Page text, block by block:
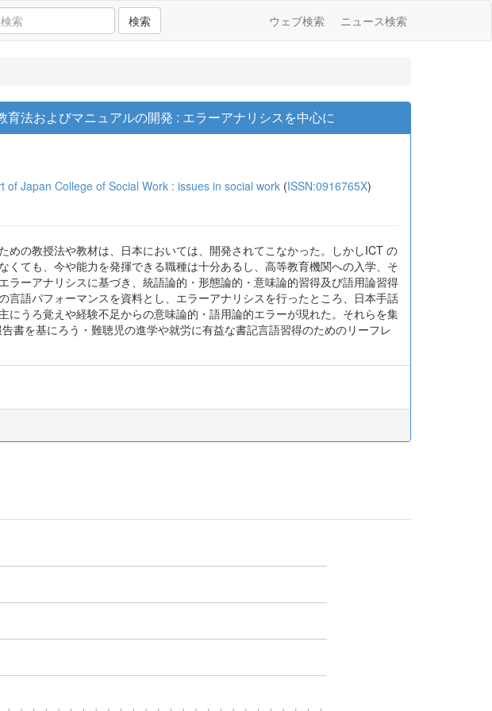
検索 ウェブ検索 ニュース検索
法およびマニュアルの開発 : エラーアナリシスを中心に
of Japan College of Social Work : issues in social work (ISSN:0916765X)
の教授法や教材は、日本においては、開発されてこなかった。しかしICT の
ても、今や能力を発揮できる職種は十分あるし、高等教育機関への入学、そ
ーアナリシスに基づき、統語論的・形態論的・意味論的習得及び語用論習得
語パフォーマンスを資料とし、エラーアナリシスを行ったところ、日本手話
うろ覚えや経験不足からの意味論的・語用論的エラーが現れた。それらを集
書を基にろう・難聴児の進学や就労に有益な書記言語習得のためのリーフレ